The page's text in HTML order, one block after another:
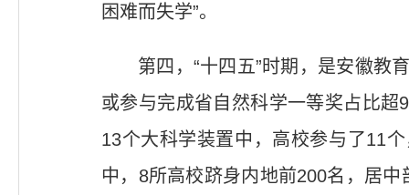
困难而失学”。
第四，“十四五”时期，是安徽教
或参与完成省自然科学一等奖占比
13个大科学装置中，高校参与了11
中，8所高校跻身内地前200名，居